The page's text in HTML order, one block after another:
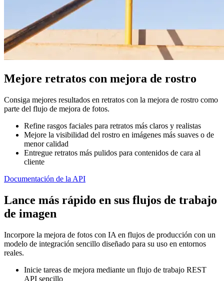
Mejore retratos con mejora de rostro
Consiga mejores resultados en retratos con la mejora de rostro como
parte del flujo de mejora de fotos.
Refine rasgos faciales para retratos más claros y realistas
Mejore la visibilidad del rostro en imágenes más suaves o de
menor calidad
Entregue retratos más pulidos para contenidos de cara al
cliente
Documentación de la API
Lance más rápido en sus flujos de trabajo
de imagen
Incorpore la mejora de fotos con IA en flujos de producción con un
modelo de integración sencillo diseñado para su uso en entornos
reales.
Inicie tareas de mejora mediante un flujo de trabajo REST
API sencillo